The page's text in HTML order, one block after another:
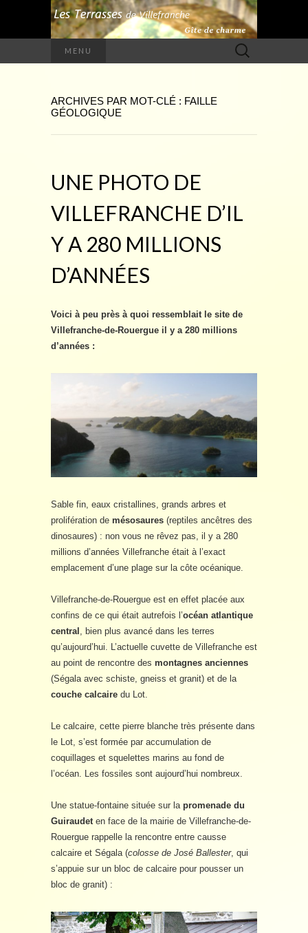
MENU Rechercher :
ARCHIVES PAR MOT-CLÉ : FAILLE
GÉOLOGIQUE
UNE PHOTO DE
VILLEFRANCHE D’IL
Y A 280 MILLIONS
D’ANNÉES
Voici à peu près à quoi ressemblait le site de
Villefranche-de-Rouergue il y a 280 millions
d’années :
Sable fin, eaux cristallines, grands arbres et
prolifération de mésosaures (reptiles ancêtres des
dinosaures) : non vous ne rêvez pas, il y a 280
millions d’années Villefranche était à l’exact
emplacement d’une plage sur la côte océanique.
Villefranche-de-Rouergue est en effet placée aux
confins de ce qui était autrefois l’océan atlantique
central
, bien plus avancé dans les terres
qu’aujourd’hui. L’actuelle cuvette de Villefranche est
au point de rencontre des montagnes anciennes
(Ségala avec schiste, gneiss et granit) et de la
couche calcaire du Lot.
Le calcaire, cette pierre blanche très présente dans
le Lot, s’est formée par accumulation de
coquillages et squelettes marins au fond de
l’océan. Les fossiles sont aujourd’hui nombreux.
Une statue-fontaine située sur la promenade du
Guiraudet en face de la mairie de Villefranche-de-
Rouergue rappelle la rencontre entre causse
calcaire et Ségala (colosse de José Ballester, qui
s’appuie sur un bloc de calcaire pour pousser un
bloc de granit) :